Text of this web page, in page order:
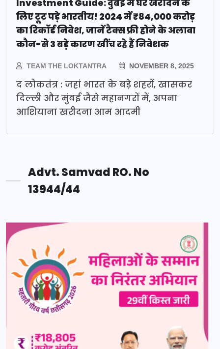
Investment Guide: दुबई में घर खरीदने के
लिए टूट पड़े भारतीय! 2024 में ₹84,000 करोड़
का रिकॉर्ड निवेश, जानें टैक्स फ्री होने के अलावा
कौन-से 3 बड़े कारण खींच रहे हैं निवेशक
TEAM THE LOKTANTRA NOVEMBER 8, 2025
द लोकतंत्र : जहां भारत के बड़े शहरों, खासकर
दिल्ली और मुंबई जैसे महानगरों में, अपना
आशियाना खरीदना आम आदमी
Advt. Samvad RO. No
13944/44